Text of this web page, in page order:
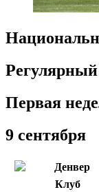
Регулярный
Первая
9 сентября
Денвер
Клуб